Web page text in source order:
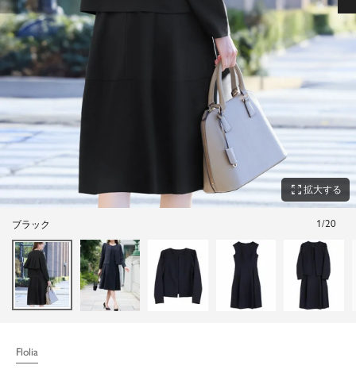
zoom_out_map 拡大する
ブラック 1/20
Flolia